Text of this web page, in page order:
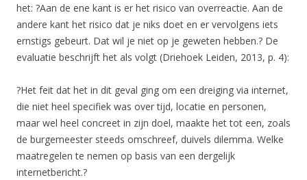
het: ?Aan de ene kant is er het risico van overreactie. Aan de
andere kant het risico dat je niks doet en er vervolgens iets
ernstigs gebeurt. Dat wil je niet op je geweten hebben.? De
evaluatie beschrijft het als volgt (Driehoek Leiden, 2013, p. 4):
?Het feit dat het in dit geval ging om een dreiging via internet,
die niet heel specifiek was over tijd, locatie en personen,
maar wel heel concreet in zijn doel, maakte het tot een, zoals
de burgemeester steeds omschreef, duivels dilemma. Welke
maatregelen te nemen op basis van een dergelijk
internetbericht.?